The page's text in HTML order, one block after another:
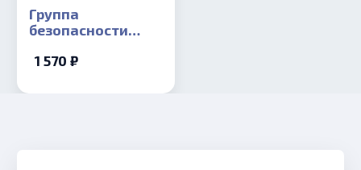
Группа
безопасности
Vieir
1 570 ₽